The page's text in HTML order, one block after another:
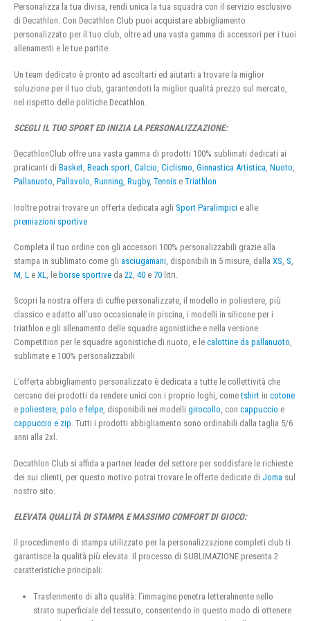
Personalizza la tua divisa, rendi unica la tua squadra con il servizio esclusivo
di Decathlon. Con Decathlon Club puoi acquistare abbigliamento
personalizzato per il tuo club, oltre ad una vasta gamma di accessori per i tuoi
allenamenti e le tue partite.
Un team dedicato è pronto ad ascoltarti ed aiutarti a trovare la miglior
soluzione per il tuo club, garantendoti la miglior qualità prezzo sul mercato,
nel rispetto delle politiche Decathlon.
SCEGLI IL TUO SPORT ED INIZIA LA PERSONALIZZAZIONE:
DecathlonClub offre una vasta gamma di prodotti 100% sublimati dedicati ai
praticanti di Basket, Beach sport, Calcio, Ciclismo, Ginnastica Artistica, Nuoto,
Pallanuoto, Pallavolo, Running, Rugby, Tennis e Triathlon.
Inoltre potrai trovare un offerta dedicata agli Sport Paralimpici e alle
premiazioni sportive
Completa il tuo ordine con gli accessori 100% personalizzabili grazie alla
stampa in sublimato come gli asciugamani , disponibili in 5 misure, dalla XS S
M L e XL , le borse sportive da 22 40 e 70 litri.
Scopri la nostra offera di cuffie personalizzate, il modello in poliestere, più
classico e adatto all’uso occasionale in piscina, i modelli in silicone per i
triathlon e gli allenamento delle squadre agonistiche e nella versione
Competition per le squadre agonistiche di nuoto, e le calottine da pallanuoto,
sublimate e 100% personalizzabili
L’offerta abbigliamento personalizzato è dedicata a tutte le collettività che
cercano dei prodotti da rendere unici con i proprio loghi, cometshirt in cotone
e poliestere, polo e felpe, disponibili nei modelli girocollo, con cappuccio e
cappuccio e zip. Tutti i prodotti abbigliamento sono ordinabili dalla taglia 5/6
anni alla 2xl.
Decathlon Club si affida a partner leader del settore per soddisfare le richieste
dei sui clienti, per questo motivo potrai trovare le offerte dedicate di Joma sul
nostro sito.
ELEVATA QUALITÀ DI STAMPA E MASSIMO COMFORT DI GIOCO:
Il procedimento di stampa utilizzato per la personalizzazione completi club ti
garantisce la qualità più elevata. Il processo di SUBLIMAZIONE presenta 2
caratteristiche principali:
Trasferimento di alta qualità: l’immagine penetra letteralmente nello
strato superficiale del tessuto, consentendo in questo modo di ottenere